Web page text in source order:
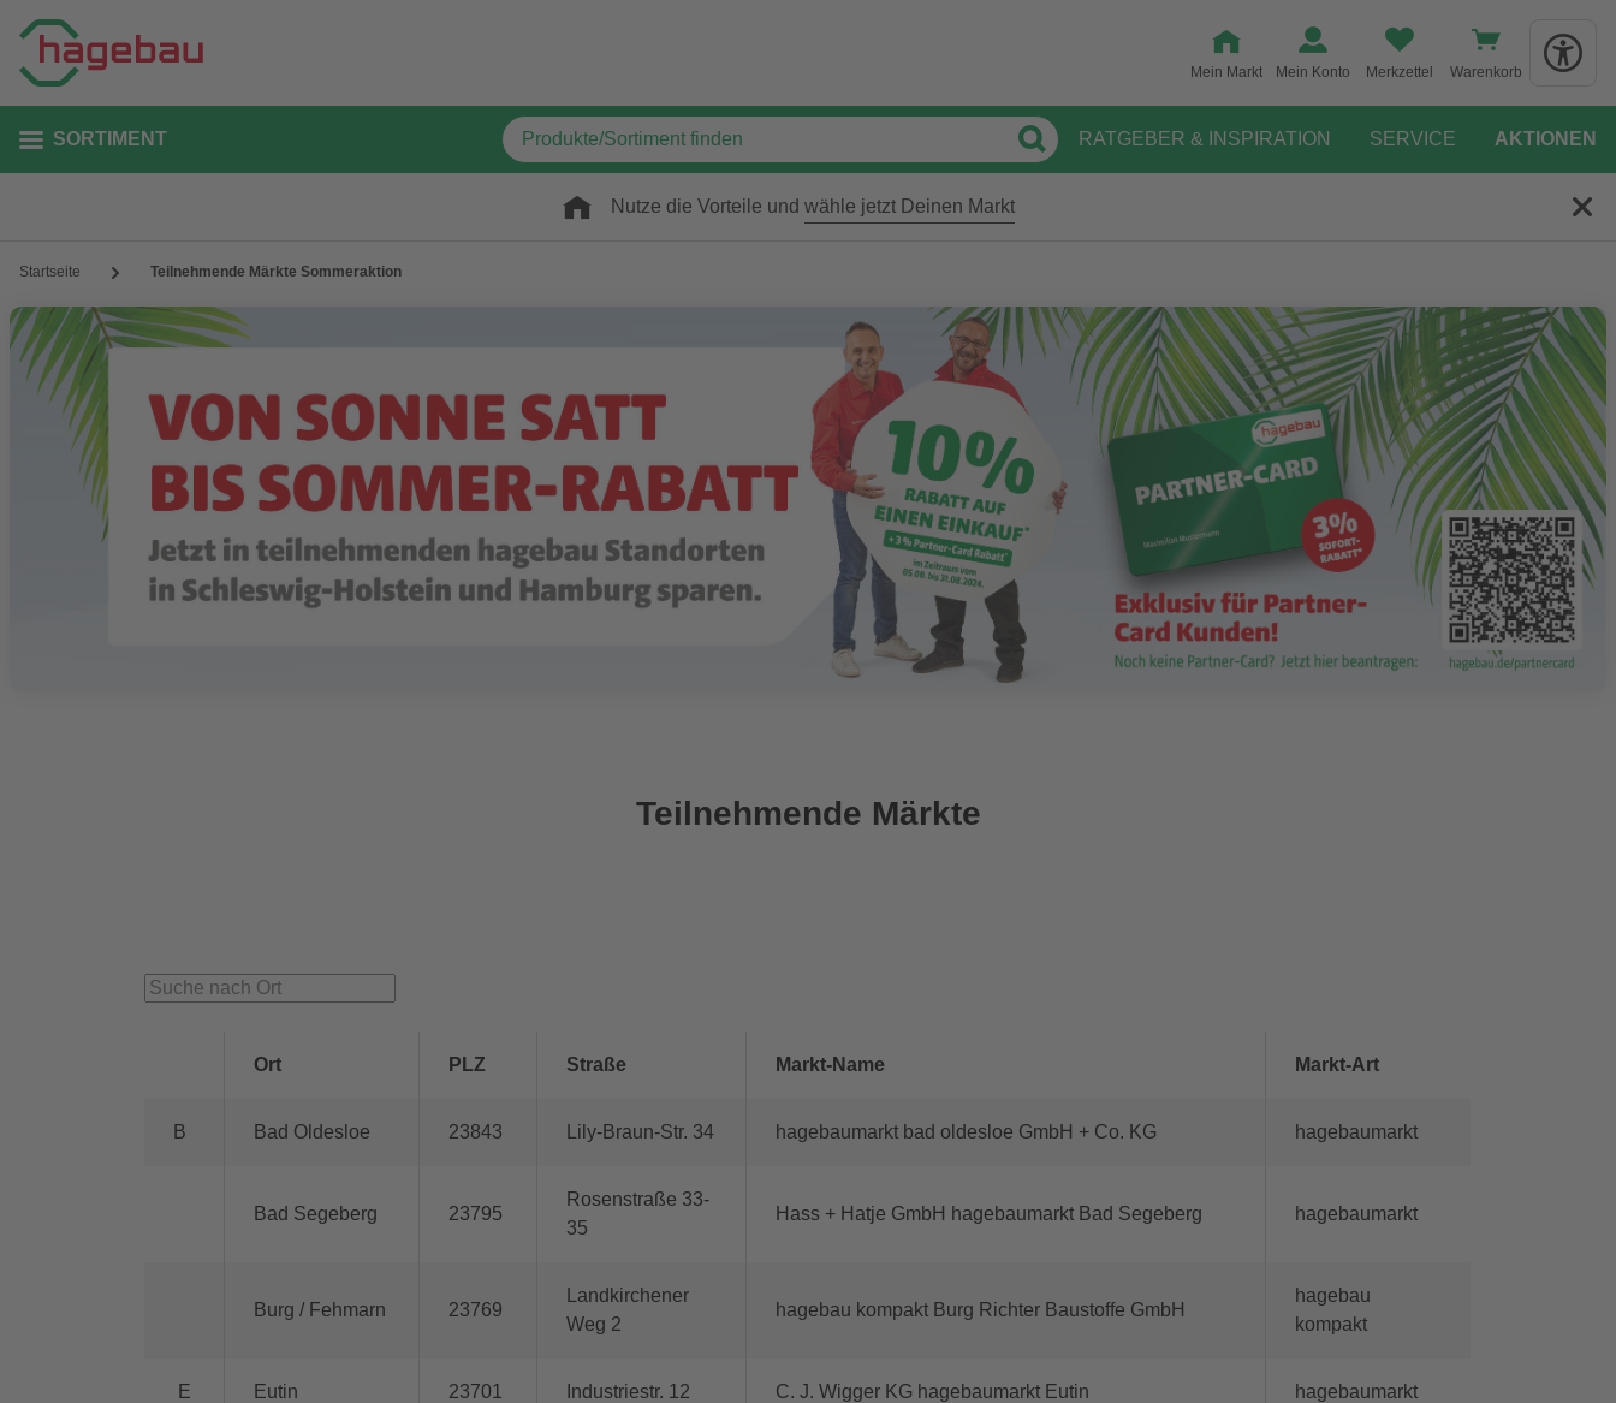
Mein Markt Mein Konto Merkzettel Warenkorb
SORTIMENT RATGEBER & INSPIRATION SERVICE AKTIONEN
Nutze die Vorteile und wähle jetzt Deinen Markt
Startseite Teilnehmende Märkte Sommeraktion
Teilnehmende Märkte
Ort PLZ Straße Markt-Name Markt-Art
B Bad Oldesloe 23843 Lily-Braun-Str. 34 hagebaumarkt bad oldesloe GmbH + Co. KG hagebaumarkt
Bad Segeberg 23795
Rosenstraße 33-
35
Hass + Hatje GmbH hagebaumarkt Bad Segeberg hagebaumarkt
Burg / Fehmarn 23769
Landkirchener
Weg 2
hagebau kompakt Burg Richter Baustoffe GmbH
hagebau
kompakt
E Eutin 23701 Industriestr. 12 C. J. Wigger KG hagebaumarkt Eutin hagebaumarkt